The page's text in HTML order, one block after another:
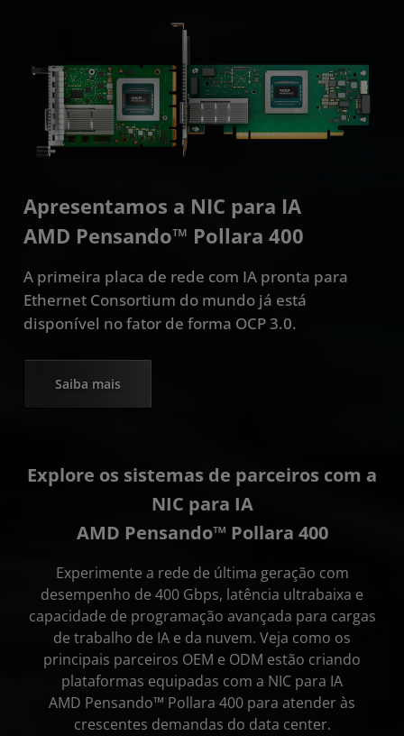
Apresentamos a NIC para IA
AMD Pensando™ Pollara 400
A primeira placa de rede com IA pronta para
Ethernet Consortium do mundo já está
disponível no fator de forma OCP 3.0.
Saiba mais
Explore os sistemas de parceiros com a
NIC para IA
AMD Pensando™ Pollara 400
Experimente a rede de última geração com
desempenho de 400 Gbps, latência ultrabaixa e
capacidade de programação avançada para cargas
de trabalho de IA e da nuvem. Veja como os
principais parceiros OEM e ODM estão criando
plataformas equipadas com a NIC para IA
AMD Pensando™ Pollara 400 para atender às
crescentes demandas do data center.